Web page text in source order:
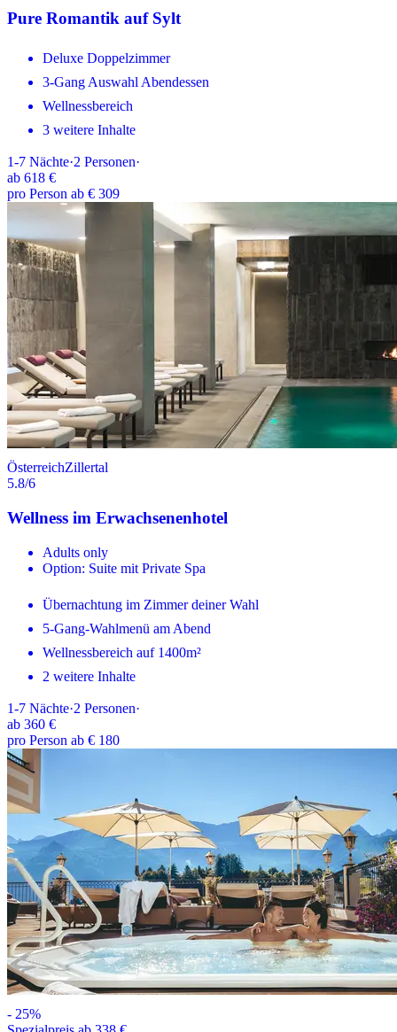
Pure Romantik auf Sylt
Deluxe Doppelzimmer
3-Gang Auswahl Abendessen
Wellnessbereich
3 weitere Inhalte
1-7 Nächte·2 Personen·
ab 618 €
pro Person ab € 309
ÖsterreichZillertal
5.8/6
Wellness im Erwachsenenhotel
Adults only
Option: Suite mit Private Spa
Übernachtung im Zimmer deiner Wahl
5-Gang-Wahlmenü am Abend
Wellnessbereich auf 1400m²
2 weitere Inhalte
1-7 Nächte·2 Personen·
ab 360 €
pro Person ab € 180
- 25%